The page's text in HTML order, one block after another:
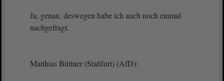
Ja, genau, deswegen habe ich auch noch einmal
nachgefragt.
Matthias Büttner (Staßfurt) (AfD):